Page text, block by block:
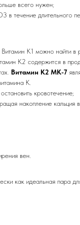
всего нужен;
в течение длительного
К1 можно найти в
К2 содержится в
Витамин К2 МК-7
К.
кровотечение;
накопление кальция
вен.
как идеальная пара